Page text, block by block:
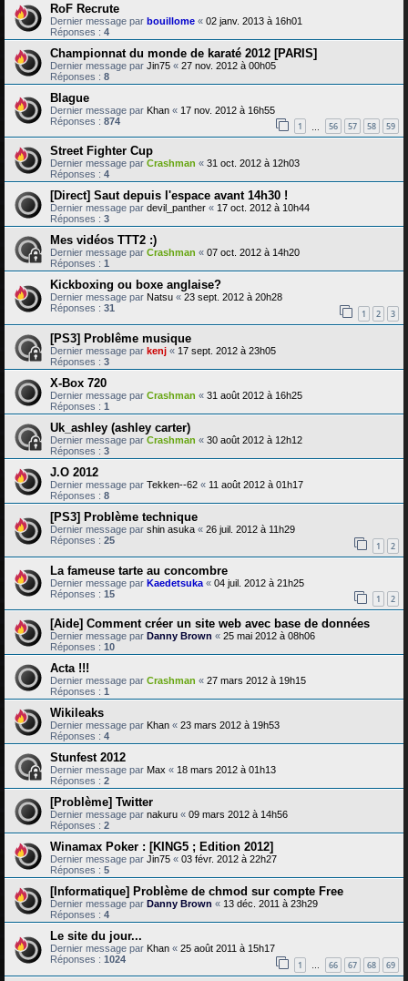
RoF Recrute
Dernier message par bouillome « 02 janv. 2013 à 16h01
Réponses : 4
Championnat du monde de karaté 2012 [PARIS]
Dernier message par Jin75 « 27 nov. 2012 à 00h05
Réponses : 8
Blague
Dernier message par Khan « 17 nov. 2012 à 16h55
Réponses : 874 1 56 57 58 59
Street Fighter Cup
Dernier message par Crashman « 31 oct. 2012 à 12h03
Réponses : 4
[Direct] Saut depuis l'espace avant 14h30 !
Dernier message par devil_panther « 17 oct. 2012 à 10h44
Réponses : 3
Mes vidéos TTT2 :)
Dernier message par Crashman « 07 oct. 2012 à 14h20
Réponses : 1
Kickboxing ou boxe anglaise?
Dernier message par Natsu « 23 sept. 2012 à 20h28
Réponses : 31 1 2 3
[PS3] Problême musique
Dernier message par kenj « 17 sept. 2012 à 23h05
Réponses : 3
X-Box 720
Dernier message par Crashman « 31 août 2012 à 16h25
Réponses : 1
Uk_ashley (ashley carter)
Dernier message par Crashman « 30 août 2012 à 12h12
Réponses : 3
J.O 2012
Dernier message par Tekken--62 « 11 août 2012 à 01h17
Réponses : 8
[PS3] Problème technique
Dernier message par shin asuka « 26 juil. 2012 à 11h29
Réponses : 25 1 2
La fameuse tarte au concombre
Dernier message par Kaedetsuka « 04 juil. 2012 à 21h25
Réponses : 15 1 2
[Aide] Comment créer un site web avec base de données
Dernier message par Danny Brown « 25 mai 2012 à 08h06
Réponses : 10
Acta !!!
Dernier message par Crashman « 27 mars 2012 à 19h15
Réponses : 1
Wikileaks
Dernier message par Khan « 23 mars 2012 à 19h53
Réponses : 4
Stunfest 2012
Dernier message par Max « 18 mars 2012 à 01h13
Réponses : 2
[Problème] Twitter
Dernier message par nakuru « 09 mars 2012 à 14h56
Réponses : 2
Winamax Poker : [KING5 ; Edition 2012]
Dernier message par Jin75 « 03 févr. 2012 à 22h27
Réponses : 5
[Informatique] Problème de chmod sur compte Free
Dernier message par Danny Brown « 13 déc. 2011 à 23h29
Réponses : 4
Le site du jour...
Dernier message par Khan « 25 août 2011 à 15h17
Réponses : 1024 1 … 66 67 68 69